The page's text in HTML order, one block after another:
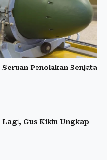
Penolakan Senjata
Lagi, Gus Kikin Ungkap